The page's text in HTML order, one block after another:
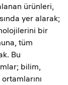
ürünleri,
yer alarak;
bir
tüm
Bu
bilim,